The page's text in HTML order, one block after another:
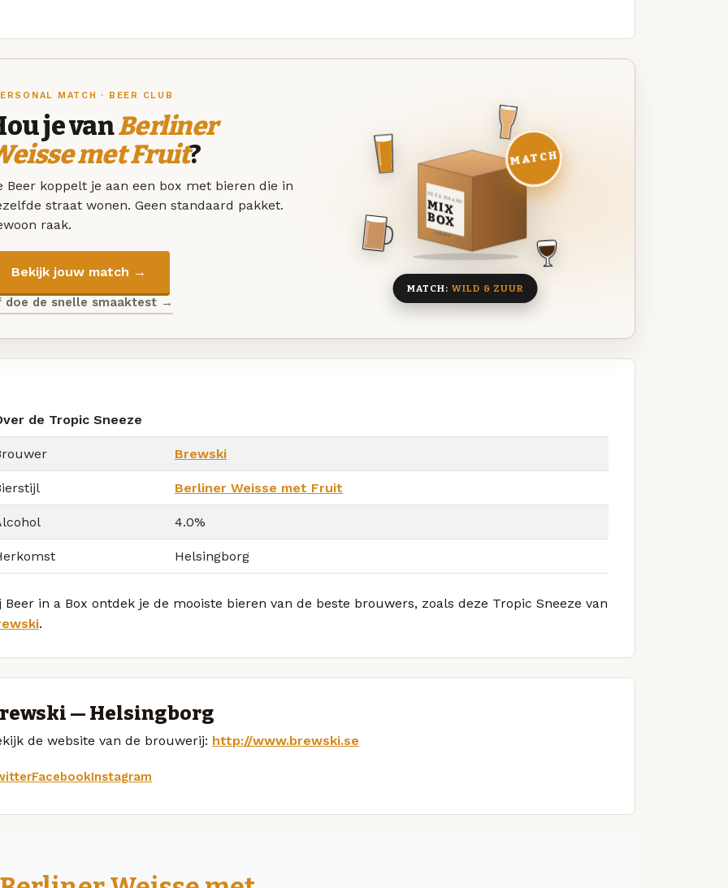
MATCH · BEER CLUB
je vanBerliner
met Fruit?
Beer koppelt je aan een box met bieren die in
straat wonen. Geen standaard pakket.
raak.
Bekijk jouw match →
doe de snelle smaaktest →
DEZE MAAND
MIX
BOX
8 BIEREN
MATCH
MATCH: WILD & ZUUR
de Tropic Sneeze
Brewski
Berliner Weisse met Fruit
4.0%
Helsingborg
Beer in a Box ontdek je de mooiste bieren van de beste brouwers, zoals deze Tropic Sneeze van
.
— Helsingborg
de website van de brouwerij: http://www.brewski.se
FacebookInstagram